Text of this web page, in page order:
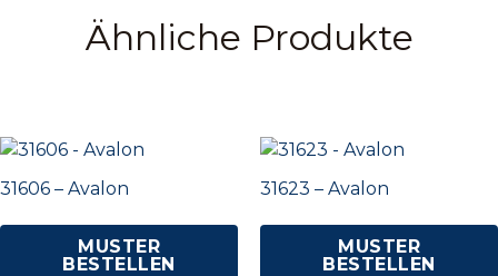
Ähnliche Produkte
31606 – Avalon
MUSTER
BESTELLEN
31623 – Avalon
MUSTER
BESTELLEN